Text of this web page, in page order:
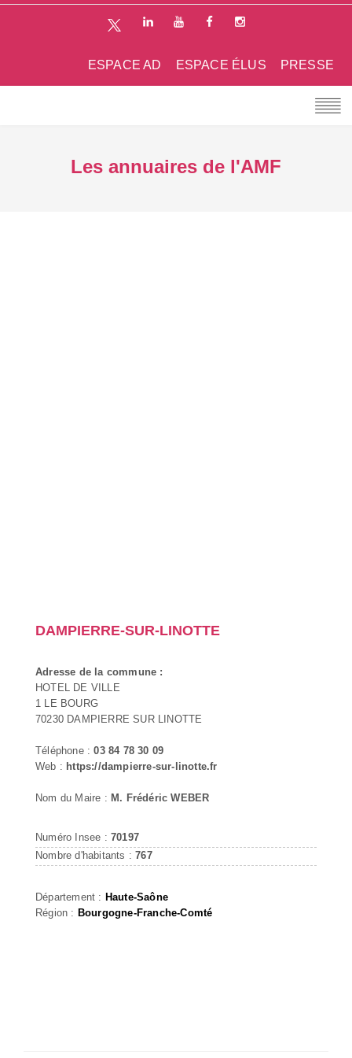
PRESSE
ESPACE ÉLUS
ESPACE AD
Les annuaires de l'AMF
DAMPIERRE-SUR-LINOTTE
Adresse de la commune :
HOTEL DE VILLE
1 LE BOURG
70230 DAMPIERRE SUR LINOTTE
Téléphone :03 84 78 30 09
Web : https://dampierre-sur-linotte.fr
Nom du Maire : M. Frédéric WEBER
Numéro Insee : 70197
Nombre d'habitants :767
Département : Haute-Saône
Région : Bourgogne-Franche-Comté